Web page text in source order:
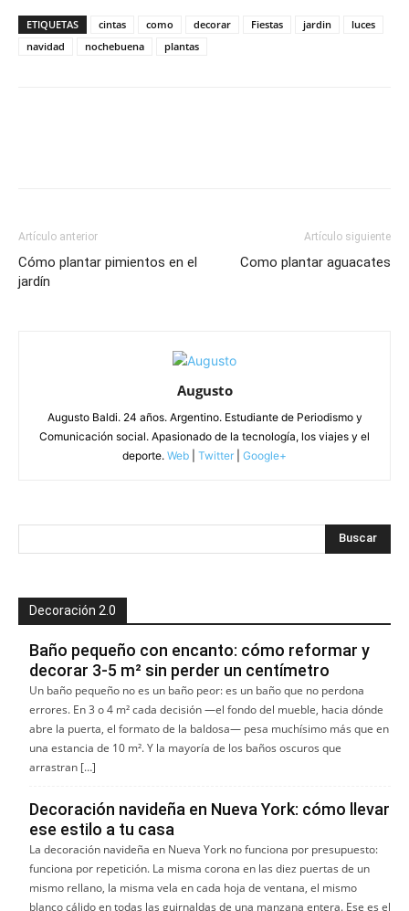
ETIQUETAS cintas como decorar Fiestas jardin
luces
navidad
nochebuena plantas
Artículo anterior
Cómo plantar pimientos en el
jardín
Artículo siguiente
Como plantar aguacates
Augusto
Augusto Baldi. 24 años. Argentino. Estudiante de Periodismo y
Comunicación social. Apasionado de la tecnología, los viajes y el
deporte. Web Twitter Google+
Decoración 2.0
Baño pequeño con encanto: cómo reformar y
decorar 3-5 m² sin perder un centímetro
Un baño pequeño no es un baño peor: es un baño que no perdona
errores. En 3 o 4 m² cada decisión —el fondo del mueble, hacia dónde
abre la puerta, el formato de la baldosa— pesa muchísimo más que en
una estancia de 10 m². Y la mayoría de los baños oscuros que
arrastran […]
Decoración navideña en Nueva York: cómo llevar
ese estilo a tu casa
La decoración navideña en Nueva York no funciona por presupuesto:
funciona por repetición. La misma corona en las diez puertas de un
mismo rellano, la misma vela en cada hoja de ventana, el mismo
blanco cálido en todas las guirnaldas de una manzana entera. Ese es el